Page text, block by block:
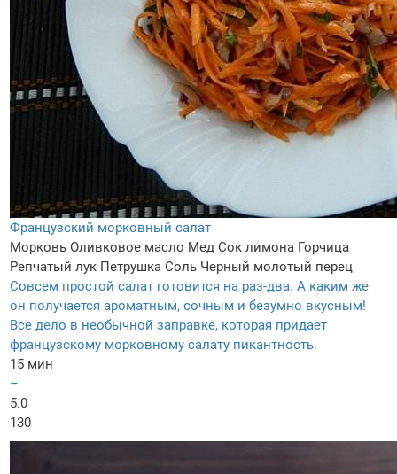
Французский морковный салат
Морковь Оливковое масло Мед Сок лимона Горчица
Репчатый лук Петрушка Соль Черный молотый перец
Совсем простой салат готовится на раз-два. А каким же
он получается ароматным, сочным и безумно вкусным!
Все дело в необычной заправке, которая придает
французскому морковному салату пикантность.
15 мин
–
5.0
130